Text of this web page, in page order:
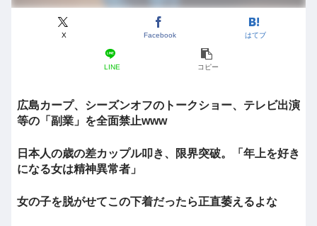
X Facebook はてブ
LINE コピー
広島カープ、シーズンオフのトークショー、テレビ出演
等の「副業」を全面禁止www
日本人の歳の差カップル叩き、限界突破。「年上を好き
になる女は精神異常者」
女の子を脱がせてこの下着だったら正直萎えるよな